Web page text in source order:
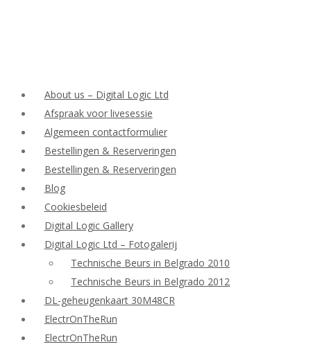
About us – Digital Logic Ltd
Afspraak voor livesessie
Algemeen contactformulier
Bestellingen & Reserveringen
Bestellingen & Reserveringen
Blog
Cookiesbeleid
Digital Logic Gallery
Digital Logic Ltd – Fotogalerij
Technische Beurs in Belgrado 2010
Technische Beurs in Belgrado 2012
DL-geheugenkaart 30M48CR
ElectrOnTheRun
ElectrOnTheRun